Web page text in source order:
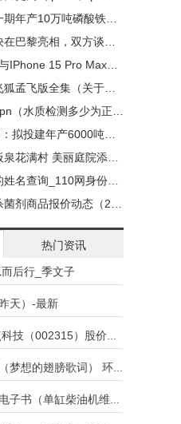
热门资讯
后行_季文子
天）-最新
）股价快速拉升 热点评
的翅膀歌词） 环球今日讯
缸柴油机维修速成） 世界短讯